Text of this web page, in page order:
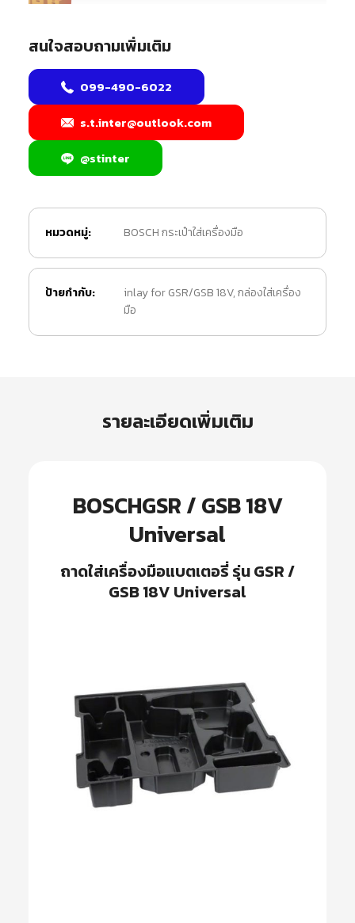
สนใจสอบถามเพิ่มเติม
099-490-6022
s.t.inter@outlook.com
@stinter
หมวดหมู่: BOSCH กระเป๋าใส่เครื่องมือ
ป้ายกำกับ: inlay for GSR/GSB 18V,กล่องใส่เครื่อง
มือ
รายละเอียดเพิ่มเติม
BOSCHGSR / GSB 18V
Universal
ถาดใส่เครื่องมือแบตเตอรี่ รุ่น GSR /
GSB 18V Universal